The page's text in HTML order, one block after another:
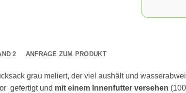
2 ANFRAGE ZUM PRODUKT
grau meliert, der viel aushält und
gefertigt und mit einem Innenfutter versehen